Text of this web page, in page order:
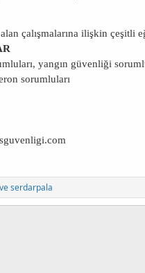
çalışmalarına ilişkin
yangın güvenliği
sorumluları
veserdarpala